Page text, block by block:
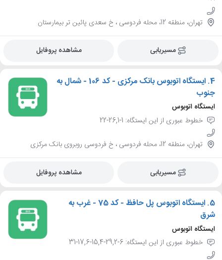
تهران، منطقه 12، محله فردوسی ، خ سعدی پائین تر بیمارستان
مسیریابی مشاهده پروفایل
4.
ایستگاه اتوبوس بانک مرکزی - کد 106 - شمال به
جنوب
ایستگاه اتوبوس
خطوط عبوری از این ایستگاه: 1-26,1-22
تهران، منطقه 12، محله فردوسی ، خ فردوسی روبروی بانک مرکزی
مسیریابی مشاهده پروفایل
5.
ایستگاه اتوبوس پل حافظ - کد 75 - غرب به
شرق
ایستگاه اتوبوس
خطوط عبوری از این ایستگاه: 6-29,2-15,4-17,6-31